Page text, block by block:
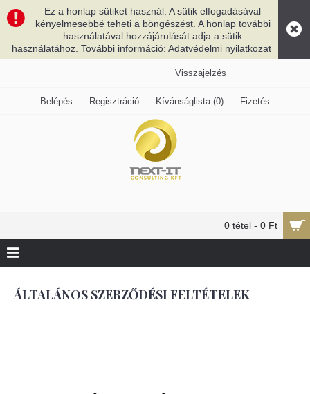
Ez a honlap sütiket használ. A sütik elfogadásával
kényelmesebbé teheti a böngészést. A honlap további
használatával hozzájárulását adja a sütik
használatához. További információ: Adatvédelmi nyilatkozat
Visszajelzés
Belépés Regisztráció Kívánságlista (0) Fizetés
0 tétel - 0 Ft
ÁLTALÁNOS SZERZŐDÉSI FELTÉTELEK